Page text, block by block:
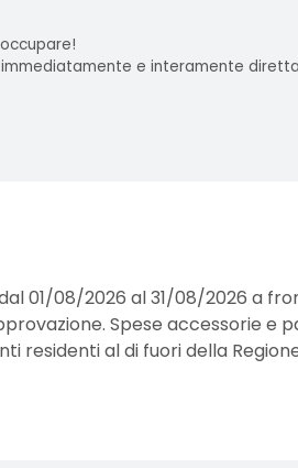
e interamente
01/08/2026 al 31/08/2026 a
Spese accessorie e
residenti al di fuori della